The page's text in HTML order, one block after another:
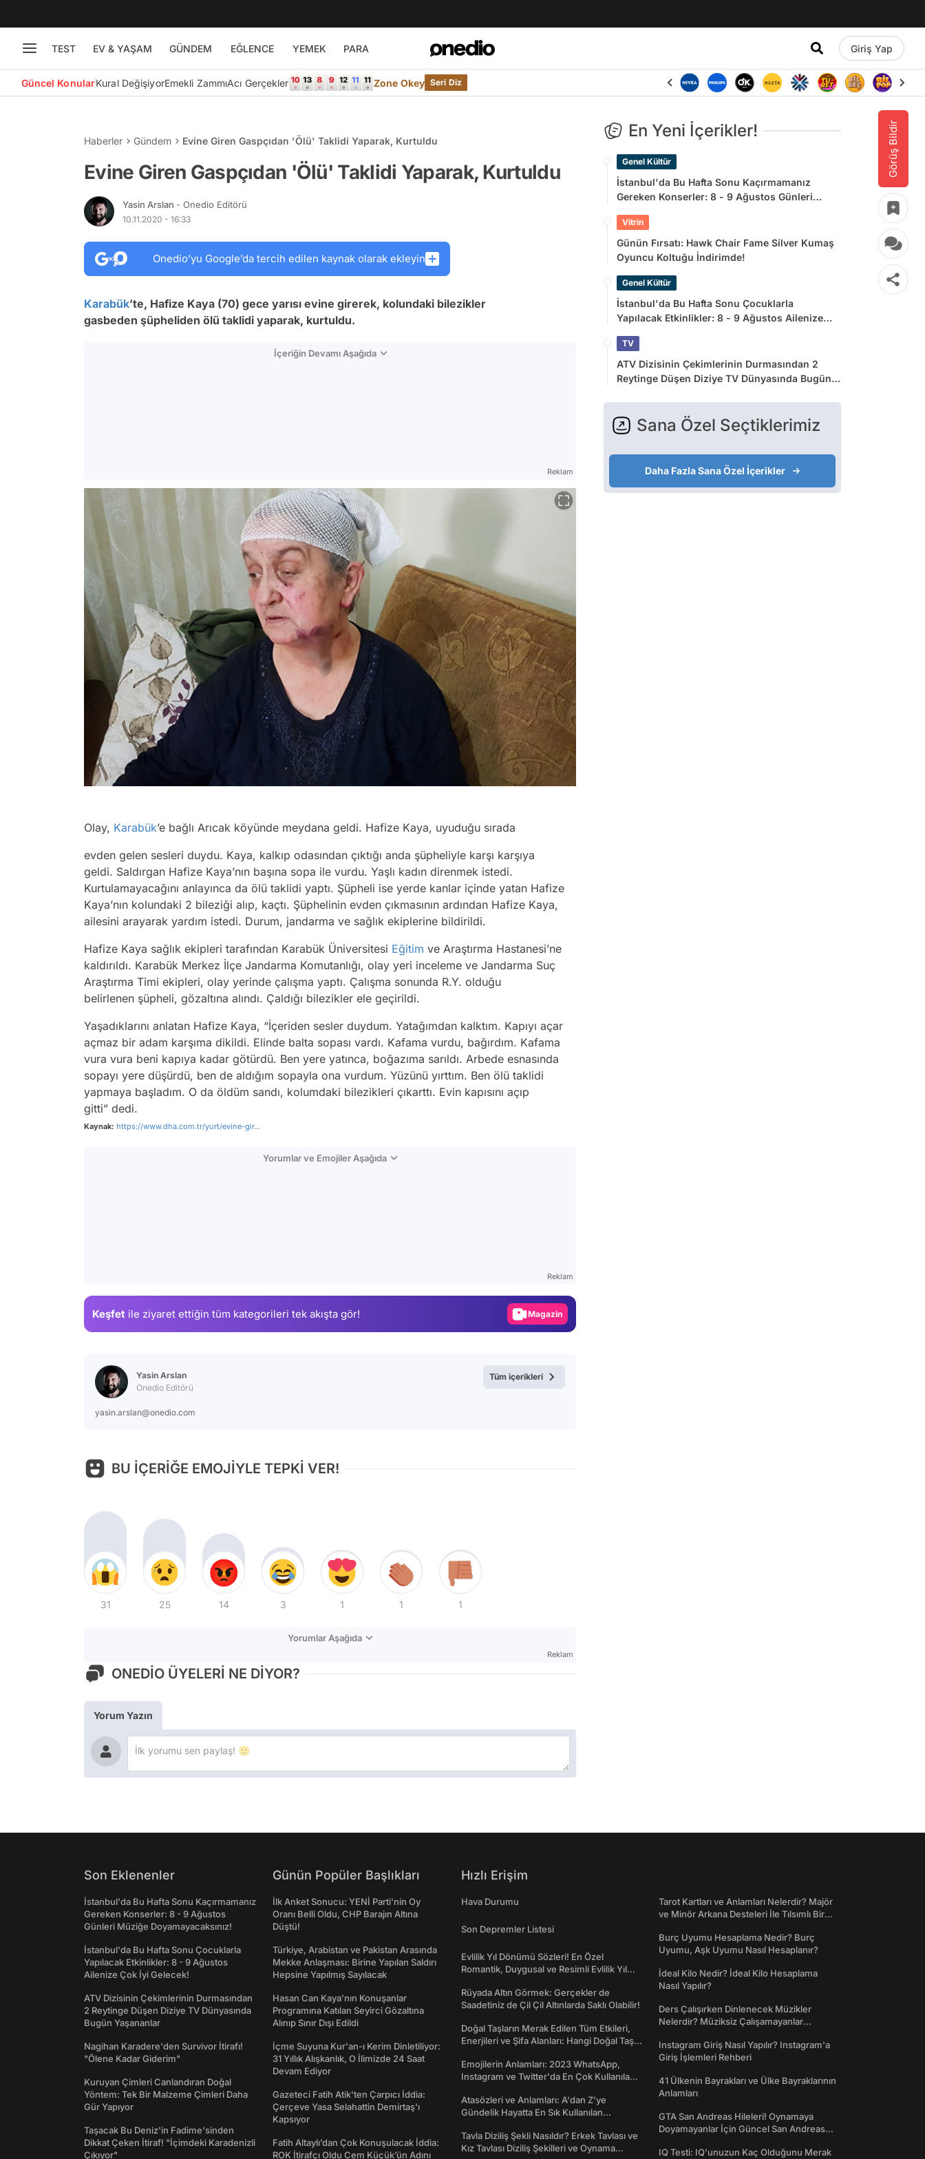
TEST EV & YAŞAM GÜNDEM EĞLENCE YEMEK PARA Giriş Yap
Güncel KonularKural DeğişiyorEmekli ZammıAcı Gerçekler Zone Okey Seri Diz
Görüş Bildir
Haberler Gündem Evine Giren Gaspçıdan 'Ölü' Taklidi Yaparak, Kurtuldu
Evine Giren Gaspçıdan 'Ölü' Taklidi Yaparak, Kurtuldu
Yasin Arslan - Onedio Editörü
10.11.2020 - 16:33
Onedio’yu Google’da tercih edilen kaynak olarak ekleyin
Karabük’te, Hafize Kaya (70) gece yarısı evine girerek, kolundaki bilezikler
gasbeden şüpheliden ölü taklidi yaparak, kurtuldu.
İçeriğin Devamı Aşağıda
Reklam
Olay, Karabük’e bağlı Arıcak köyünde meydana geldi. Hafize Kaya, uyuduğu sırada
evden gelen sesleri duydu. Kaya, kalkıp odasından çıktığı anda şüpheliyle karşı karşıya
geldi. Saldırgan Hafize Kaya’nın başına sopa ile vurdu. Yaşlı kadın direnmek istedi.
Kurtulamayacağını anlayınca da ölü taklidi yaptı. Şüpheli ise yerde kanlar içinde yatan Hafize
Kaya’nın kolundaki 2 bileziği alıp, kaçtı. Şüphelinin evden çıkmasının ardından Hafize Kaya,
ailesini arayarak yardım istedi. Durum, jandarma ve sağlık ekiplerine bildirildi.
Hafize Kaya sağlık ekipleri tarafından Karabük Üniversitesi Eğitim ve Araştırma Hastanesi’ne
kaldırıldı. Karabük Merkez İlçe Jandarma Komutanlığı, olay yeri inceleme ve Jandarma Suç
Araştırma Timi ekipleri, olay yerinde çalışma yaptı. Çalışma sonunda R.Y. olduğu
belirlenen şüpheli, gözaltına alındı. Çaldığı bilezikler ele geçirildi.
Yaşadıklarını anlatan Hafize Kaya, “İçeriden sesler duydum. Yatağımdan kalktım. Kapıyı açar
açmaz bir adam karşıma dikildi. Elinde balta sopası vardı. Kafama vurdu, bağırdım. Kafama
vura vura beni kapıya kadar götürdü. Ben yere yatınca, boğazıma sarıldı. Arbede esnasında
sopayı yere düşürdü, ben de aldığım sopayla ona vurdum. Yüzünü yırttım. Ben ölü taklidi
yapmaya başladım. O da öldüm sandı, kolumdaki bilezikleri çıkarttı. Evin kapısını açıp
gitti” dedi.
Kaynak: https://www.dha.com.tr/yurt/evine-gir...
Yorumlar ve Emojiler Aşağıda
Reklam
Keşfet ile ziyaret ettiğin tüm kategorileri tek akışta gör! Magazin
Yasin Arslan
Onedio Editörü
yasin.arslan@onedio.com
Tüm içerikleri
BU İÇERİĞE EMOJİYLE TEPKİ VER!
31 25 14 3 1 1 1
Yorumlar Aşağıda
Reklam
ONEDİO ÜYELERİ NE DİYOR?
Yorum Yazın
En Yeni İçerikler!
Genel Kültür
İstanbul'da Bu Hafta Sonu Kaçırmamanız
Gereken Konserler: 8 - 9 Ağustos Günleri
Vitrin
Günün Fırsatı: Hawk Chair Fame Silver Kumaş
Oyuncu Koltuğu İndirimde!
Genel Kültür
İstanbul'da Bu Hafta Sonu Çocuklarla
Yapılacak Etkinlikler: 8 - 9 Ağustos Ailenize
TV
ATV Dizisinin Çekimlerinin Durmasından 2
Reytinge Düşen Diziye TV Dünyasında Bugün
Sana Özel Seçtiklerimiz
Daha Fazla Sana Özel İçerikler
Son Eklenenler
İstanbul'da Bu Hafta Sonu Kaçırmamanız
Gereken Konserler: 8 - 9 Ağustos
Günleri Müziğe Doyamayacaksınız!
İstanbul'da Bu Hafta Sonu Çocuklarla
Yapılacak Etkinlikler: 8 - 9 Ağustos
Ailenize Çok İyi Gelecek!
ATV Dizisinin Çekimlerinin Durmasından
2 Reytinge Düşen Diziye TV Dünyasında
Bugün Yaşananlar
Nagihan Karadere'den Survivor İtirafı!
"Ölene Kadar Giderim"
Kuruyan Çimleri Canlandıran Doğal
Yöntem: Tek Bir Malzeme Çimleri Daha
Gür Yapıyor
Taşacak Bu Deniz'in Fadime'sinden
Dikkat Çeken İtiraf! "İçimdeki Karadenizli
Çıkıyor"
Günün Popüler Başlıkları
İlk Anket Sonucu: YENİ Parti'nin Oy
Oranı Belli Oldu, CHP Barajın Altına
Düştü!
Türkiye, Arabistan ve Pakistan Arasında
Mekke Anlaşması: Birine Yapılan Saldırı
Hepsine Yapılmış Sayılacak
Hasan Can Kaya’nın Konuşanlar
Programına Katılan Seyirci Gözaltına
Alınıp Sınır Dışı Edildi
İçme Suyuna Kur'an-ı Kerim Dinletiliyor:
31 Yıllık Alışkanlık, O İlimizde 24 Saat
Devam Ediyor
Gazeteci Fatih Atik'ten Çarpıcı İddia:
Çerçeve Yasa Selahattin Demirtaş'ı
Kapsıyor
Fatih Altaylı’dan Çok Konuşulacak İddia:
ROK İtirafçı Oldu Cem Küçük’ün Adını
Hızlı Erişim
Hava Durumu
Son Depremler Listesi
Evlilik Yıl Dönümü Sözleri! En Özel
Romantik, Duygusal ve Resimli Evlilik Yıl
Rüyada Altın Görmek: Gerçekler de
Saadetiniz de Çil Çil Altınlarda Saklı Olabilir!
Doğal Taşların Merak Edilen Tüm Etkileri,
Enerjileri ve Şifa Alanları: Hangi Doğal Taş
Emojilerin Anlamları: 2023 WhatsApp,
Instagram ve Twitter'da En Çok Kullanılan
Atasözleri ve Anlamları: A'dan Z'ye
Gündelik Hayatta En Sık Kullanılan
Tavla Diziliş Şekli Nasıldır? Erkek Tavlası ve
Kız Tavlası Diziliş Şekilleri ve Oynama
Tarot Kartları ve Anlamları Nelerdir? Majör
ve Minör Arkana Desteleri İle Tılsımlı Bir
Burç Uyumu Hesaplama Nedir? Burç
Uyumu, Aşk Uyumu Nasıl Hesaplanır?
İdeal Kilo Nedir? İdeal Kilo Hesaplama
Nasıl Yapılır?
Ders Çalışırken Dinlenecek Müzikler
Nelerdir? Müziksiz Çalışamayanlar
Instagram Giriş Nasıl Yapılır? Instagram'a
Giriş İşlemleri Rehberi
41 Ülkenin Bayrakları ve Ülke Bayraklarının
Anlamları
GTA San Andreas Hileleri! Oynamaya
Doyamayanlar İçin Güncel San Andreas
IQ Testi: IQ'unuzun Kaç Olduğunu Merak